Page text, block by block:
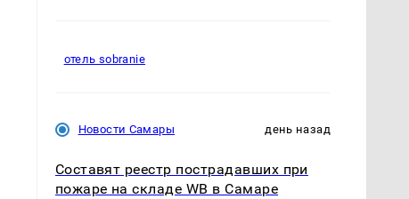
отель sobranie
Новости Самары день назад
Составят реестр пострадавших при
пожаре на складе WB в Самаре